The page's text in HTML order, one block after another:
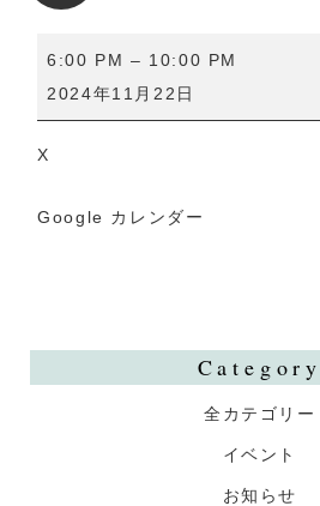
さ
ー
生
6:00 PM – 10:00 PM
2024年11月22日
X
Google カレンダー
Category
全カテゴリー
イベント
お知らせ